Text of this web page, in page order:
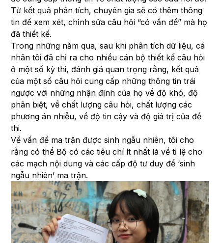
Từ kết quả phân tích, chuyên gia sẽ có thêm thông
tin để xem xét, chỉnh sửa câu hỏi “có vấn đề” mà họ
đã thiết kế.
Trong những năm qua, sau khi phân tích dữ liệu, cá
nhân tôi đã chỉ ra cho nhiều cán bộ thiết kế câu hỏi
ở một số kỳ thi, đánh giá quan trọng rằng, kết quả
của một số câu hỏi cung cấp những thông tin trái
ngược với những nhận định của họ về độ khó, độ
phân biệt, về chất lượng câu hỏi, chất lượng các
phương án nhiễu, về độ tin cậy và độ giá trị của đề
thi.
Về vấn đề ma trận được sinh ngẫu nhiên, tôi cho
rằng có thể Bộ có các tiêu chí ít nhất là về tỉ lệ cho
các mạch nội dung và các cấp độ tư duy để ‘sinh
ngẫu nhiên’ ma trận.